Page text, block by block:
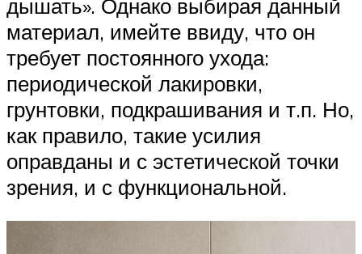
дышать». Однако выбирая данный
материал, имейте ввиду, что он
требует постоянного ухода:
периодической лакировки,
грунтовки, подкрашивания и т.п. Но,
как правило, такие усилия
оправданы и с эстетической точки
зрения, и с функциональной.